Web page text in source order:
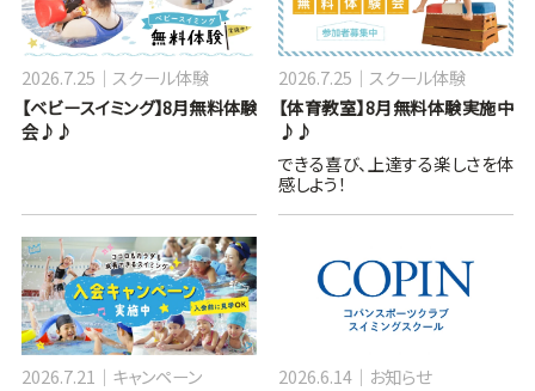
【ベビースイミング】8月無料体験
会♪♪
2026.7.25
スクール体験
【体育教室】8月無料体験実施中
♪♪
2026.7.25 スクール体験
できる喜び、上達する楽しさを体
感しよう！
2026.7.21
キャンペーン
2026.6.14 お知らせ